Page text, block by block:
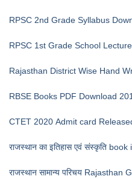
RPSC
RPSC 1st Grade School
Rajasthan District Wise Hand
RBSE Books PDF Download
CTET 2020 Admit card
राजस्थान का इतिहास एवं संस्कृति
राजस्थान सामान्य परिचय Rajasthan